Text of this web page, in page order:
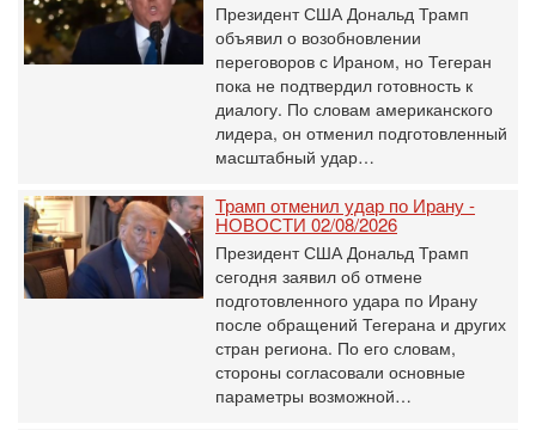
Президент США Дональд Трамп
объявил о возобновлении
переговоров с Ираном, но Тегеран
пока не подтвердил готовность к
диалогу. По словам американского
лидера, он отменил подготовленный
масштабный удар…
Трамп отменил удар по Ирану -
НОВОСТИ 02/08/2026
Президент США Дональд Трамп
сегодня заявил об отмене
подготовленного удара по Ирану
после обращений Тегерана и других
стран региона. По его словам,
стороны согласовали основные
параметры возможной…